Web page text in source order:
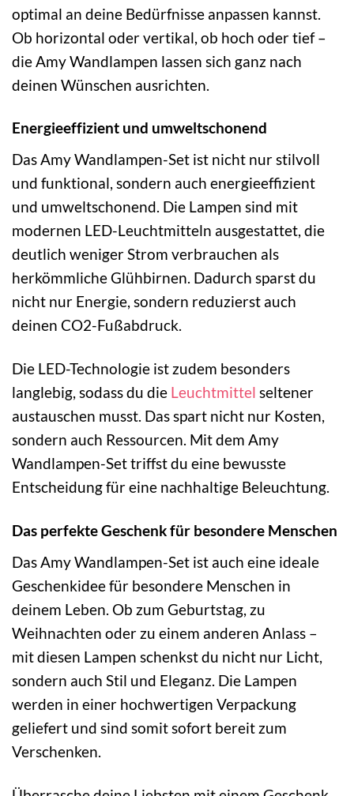
optimal an deine Bedürfnisse anpassen kannst.
Ob horizontal oder vertikal, ob hoch oder tief –
die Amy Wandlampen lassen sich ganz nach
deinen Wünschen ausrichten.
Energieeffizient und umweltschonend
Das Amy Wandlampen-Set ist nicht nur stilvoll
und funktional, sondern auch energieeffizient
und umweltschonend. Die Lampen sind mit
modernen LED-Leuchtmitteln ausgestattet, die
deutlich weniger Strom verbrauchen als
herkömmliche Glühbirnen. Dadurch sparst du
nicht nur Energie, sondern reduzierst auch
deinen CO2-Fußabdruck.
Die LED-Technologie ist zudem besonders
langlebig, sodass du die Leuchtmittel seltener
austauschen musst. Das spart nicht nur Kosten,
sondern auch Ressourcen. Mit dem Amy
Wandlampen-Set triffst du eine bewusste
Entscheidung für eine nachhaltige Beleuchtung.
Das perfekte Geschenk für besondere Menschen
Das Amy Wandlampen-Set ist auch eine ideale
Geschenkidee für besondere Menschen in
deinem Leben. Ob zum Geburtstag, zu
Weihnachten oder zu einem anderen Anlass –
mit diesen Lampen schenkst du nicht nur Licht,
sondern auch Stil und Eleganz. Die Lampen
werden in einer hochwertigen Verpackung
geliefert und sind somit sofort bereit zum
Verschenken.